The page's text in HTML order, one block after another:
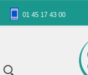
01 45 17 43 00